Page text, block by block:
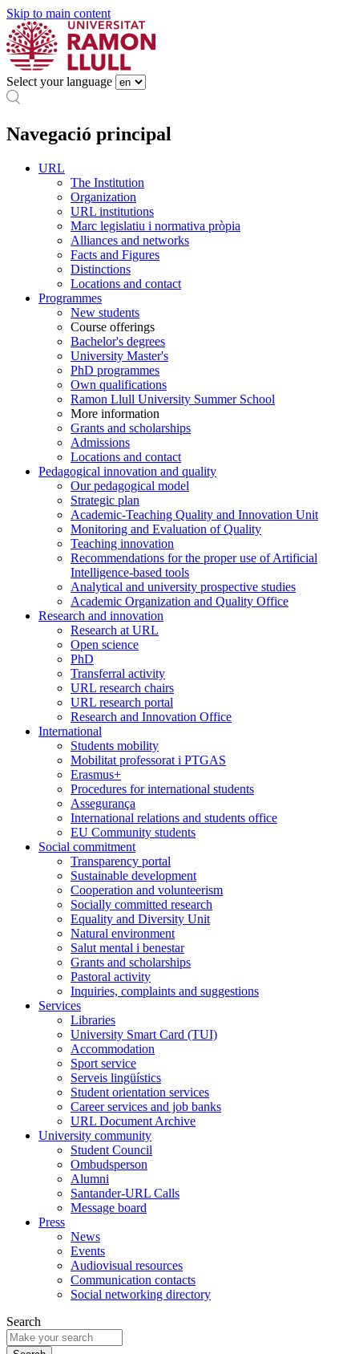
Skip to main content
Select your language
Navegació principal
URL
The Institution
Organization
URL institutions
Marc legislatiu i normativa pròpia
Alliances and networks
Facts and Figures
Distinctions
Locations and contact
Programmes
New students
Course offerings
Bachelor's degrees
University Master's
PhD programmes
Own qualifications
Ramon Llull University Summer School
More information
Grants and scholarships
Admissions
Locations and contact
Pedagogical innovation and quality
Our pedagogical model
Strategic plan
Academic-Teaching Quality and Innovation Unit
Monitoring and Evaluation of Quality
Teaching innovation
Recommendations for the proper use of Artificial
Intelligence-based tools
Analytical and university prospective studies
Academic Organization and Quality Office
Research and innovation
Research at URL
Open science
PhD
Transferral activity
URL research chairs
URL research portal
Research and Innovation Office
International
Students mobility
Mobilitat professorat i PTGAS
Erasmus+
Procedures for international students
Assegurança
International relations and students office
EU Community students
Social commitment
Transparency portal
Sustainable development
Cooperation and volunteerism
Socially committed research
Equality and Diversity Unit
Natural environment
Salut mental i benestar
Grants and scholarships
Pastoral activity
Inquiries, complaints and suggestions
Services
Libraries
University Smart Card (TUI)
Accommodation
Sport service
Serveis lingüístics
Student orientation services
Career services and job banks
URL Document Archive
University community
Student Council
Ombudsperson
Alumni
Santander-URL Calls
Message board
Press
News
Events
Audiovisual resources
Communication contacts
Social networking directory
Search